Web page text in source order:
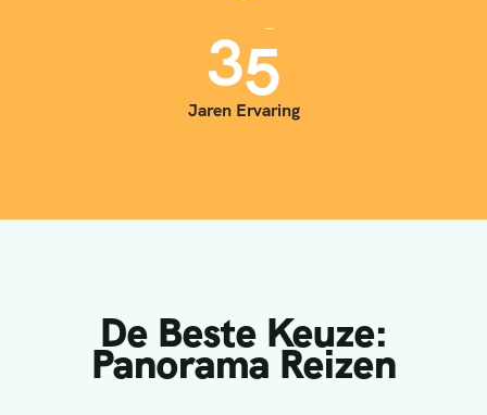
35
Jaren Ervaring
De Beste Keuze:
Panorama Reizen